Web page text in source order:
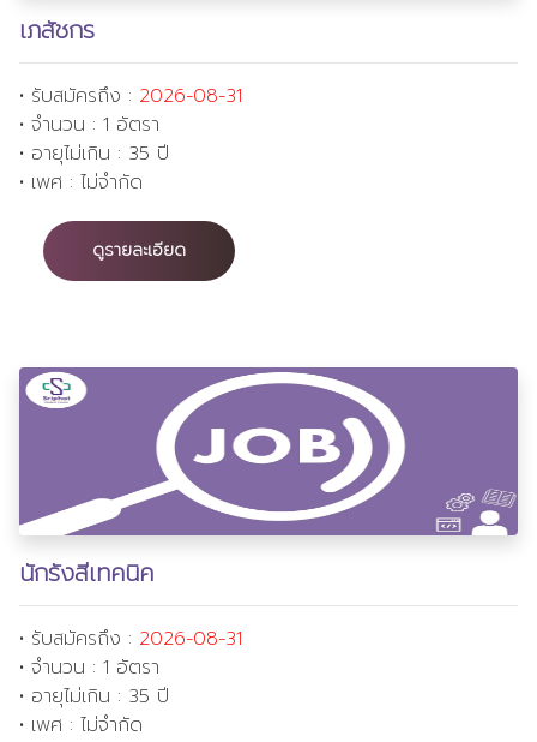
เภสัชกร
• รับสมัครถึง : 2026-08-31
• จำนวน : 1 อัตรา
• อายุไม่เกิน : 35 ปี
• เพศ : ไม่จำกัด
ดูรายละเอียด
นักรังสีเทคนิค
• รับสมัครถึง : 2026-08-31
• จำนวน : 1 อัตรา
• อายุไม่เกิน : 35 ปี
• เพศ : ไม่จำกัด